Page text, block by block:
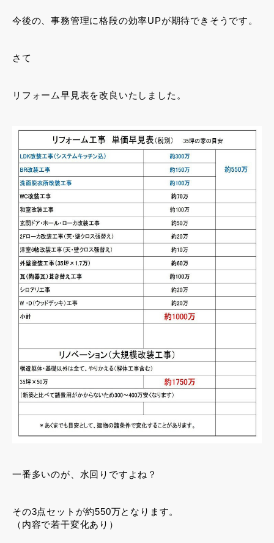
今後の、事務管理に格段の効率UPが期待できそうです。
さて
リフォーム早見表を改良いたしました。
一番多いのが、水回りですよね？
その3点セットが約550万となります。
（内容で若干変化あり）